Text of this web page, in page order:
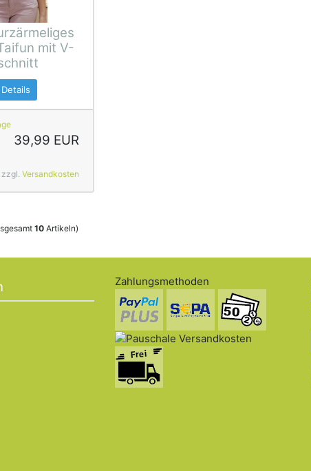
mit V-
39,99 EUR
zzgl. Versandkosten
10 Artikeln)
Zahlungsmethoden